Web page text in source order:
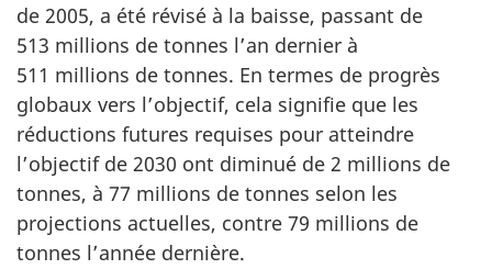
de 2005, a été révisé à la baisse, passant de
513 millions de tonnes l’an dernier à
511 millions de tonnes. En termes de progrès
globaux vers l’objectif, cela signifie que les
réductions futures requises pour atteindre
l’objectif de 2030 ont diminué de 2 millions de
tonnes, à 77 millions de tonnes selon les
projections actuelles, contre 79 millions de
tonnes l’année dernière.